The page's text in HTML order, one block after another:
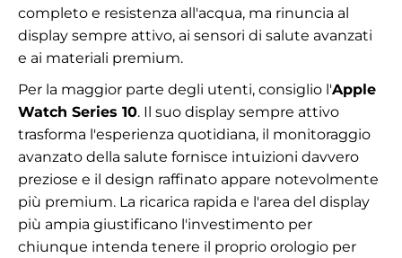
completo e resistenza all'acqua, ma rinuncia al
display sempre attivo, ai sensori di salute avanzati
e ai materiali premium.
Per la maggior parte degli utenti, consiglio l'Apple
Watch Series 10. Il suo display sempre attivo
trasforma l'esperienza quotidiana, il monitoraggio
avanzato della salute fornisce intuizioni davvero
preziose e il design raffinato appare notevolmente
più premium. La ricarica rapida e l'area del display
più ampia giustificano l'investimento per
chiunque intenda tenere il proprio orologio per